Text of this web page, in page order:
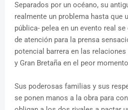
Separados por un océano, su
realmente un problema hasta que
pública- pelea en un evento real
de atención para la prensa
potencial barrera en las
y Gran Bretaña en el peor
Sus poderosas familias y sus
se ponen manos a la obra para